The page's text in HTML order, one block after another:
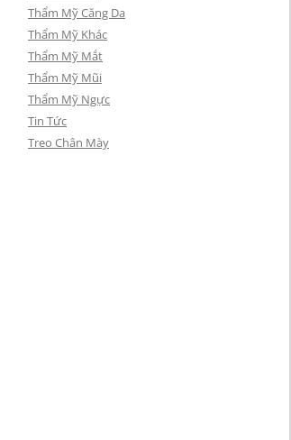
Thẩm Mỹ Căng Da
Thẩm Mỹ Khác
Thẩm Mỹ Mắt
Thẩm Mỹ Mũi
Thẩm Mỹ Ngực
Tin Tức
Treo Chân Mày